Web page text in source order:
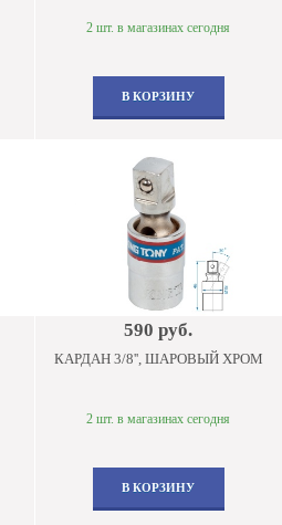
2 шт. в магазинах сегодня
В КОРЗИНУ
590 руб.
КАРДАН 3/8'', ШАРОВЫЙ ХРОМ
2 шт. в магазинах сегодня
В КОРЗИНУ